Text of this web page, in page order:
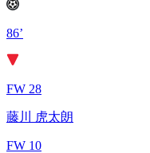
86’
FW 28
藤川 虎太朗
FW 10